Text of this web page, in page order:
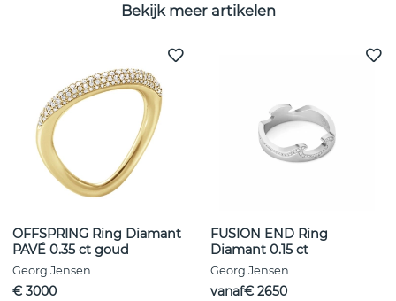
Bekijk meer artikelen
OFFSPRING Ring Diamant
PAVÉ 0.35 ct goud
Georg Jensen
€ 3000
FUSION END Ring
Diamant 0.15 ct
Georg Jensen
vanaf€ 2650